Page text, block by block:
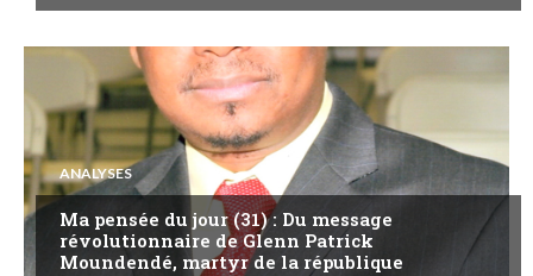
ANALYSES
Ma pensée du jour (31) : Du message
révolutionnaire de Glenn Patrick
Moundendé, martyr de la république